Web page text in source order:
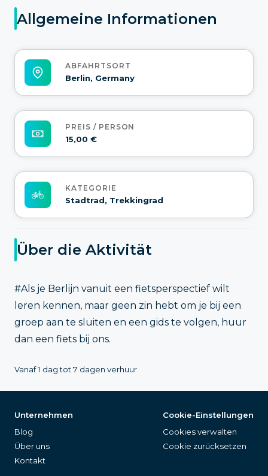
Allgemeine Informationen
ABFAHRTSORT
Berlin, Germany
PREIS / PERSON
15,00 €
KATEGORIE
Stadtrad, Trekkingrad
Über die Aktivität
#Als je Berlijn vanuit een fietsperspectief wilt
leren kennen, maar geen zin hebt om je bij een
groep aan te sluiten en een gids te volgen, huur
dan een fiets bij ons.
Vanaf 1 dag tot 7 dagen verhuur
Unternehmen
Blog
Über uns
Kontakt
Cookie-Einstellungen
Cookies verwalten
Cookie zurücksetzen